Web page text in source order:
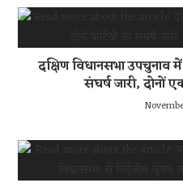
दक्षिण विधानसभा उपचुनाव
संघर्ष जारी, दोनों